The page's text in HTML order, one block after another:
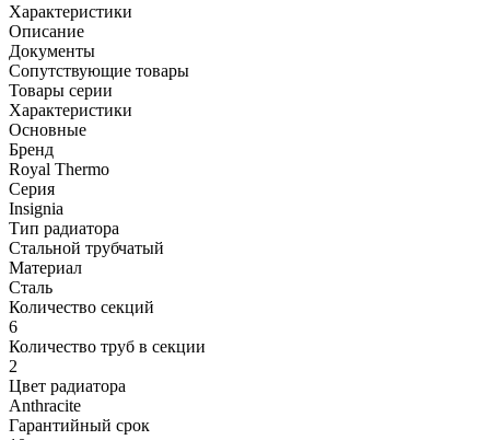
Характеристики
Описание
Документы
Сопутствующие товары
Товары серии
Характеристики
Основные
Бренд
Royal Thermo
Серия
Insignia
Тип радиатора
Стальной трубчатый
Материал
Сталь
Количество секций
6
Количество труб в секции
2
Цвет радиатора
Anthracite
Гарантийный срок